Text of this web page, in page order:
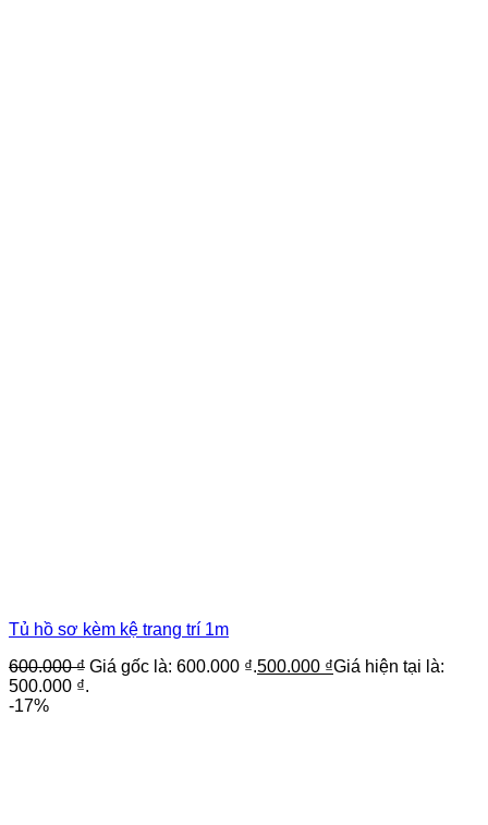
Tủ hồ sơ kèm kệ trang trí 1m
600.000₫ Giá gốc là: 600.000 ₫.500.000 ₫Giá hiện tại là:
500.000 ₫.
-17%